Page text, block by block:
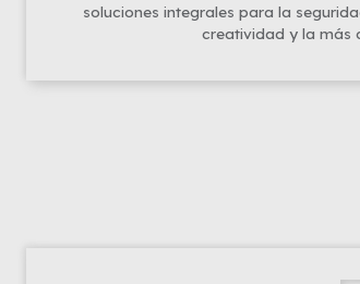
soluciones integrales para la
creatividad y la más